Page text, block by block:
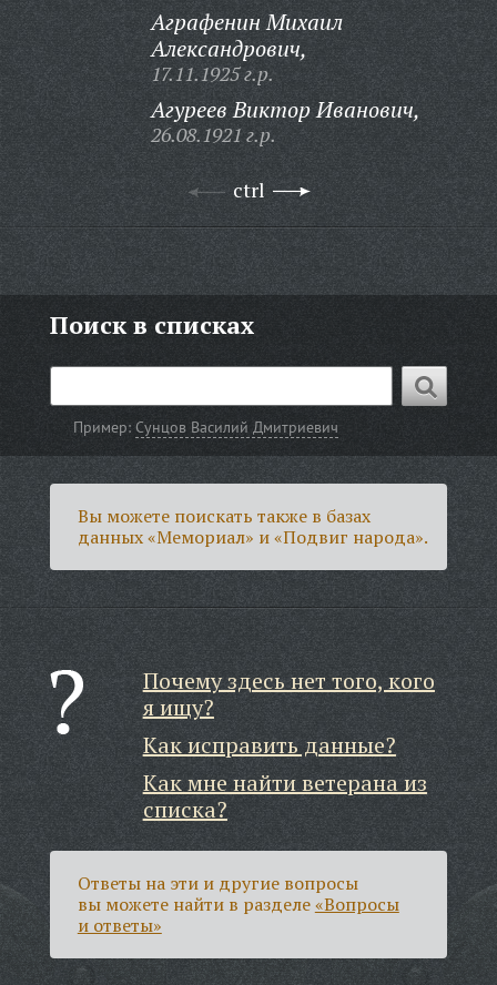
Аграфенин Михаил
Александрович,
17.11.1925 г.р.
Агуреев Виктор Иванович,
26.08.1921 г.р.
ctrl
Поиск в списках
Пример:Сунцов Василий Дмитриевич
Вы можете поискать также в базах
данных «Мемориал» и «Подвиг народа».
Почему здесь нет того, кого
я ищу?
Как исправить данные?
Как мне найти ветерана из
списка?
Ответы на эти и другие вопросы
вы можете найти в разделе«Вопросы
и ответы»